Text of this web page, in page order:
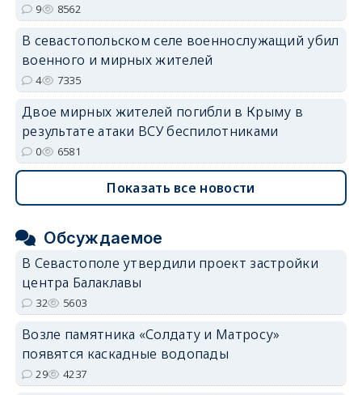
9 8562
В севастопольском селе военнослужащий убил
военного и мирных жителей
4 7335
Двое мирных жителей погибли в Крыму в
результате атаки ВСУ беспилотниками
0 6581
Показать все новости
Обсуждаемое
В Севастополе утвердили проект застройки
центра Балаклавы
32 5603
Возле памятника «Солдату и Матросу»
появятся каскадные водопады
29 4237